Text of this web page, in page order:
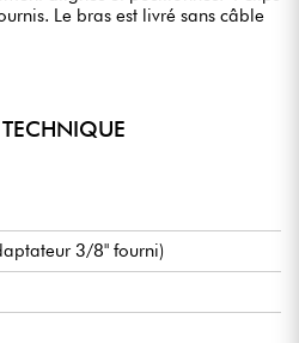
Le bras est livré sans câble
3/8" fourni)